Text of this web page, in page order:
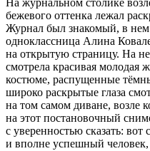
бежевого оттенка лежал
Журнал был знакомый, в
одноклассница Алина
на открытую страницу. На
смотрела красивая
костюме, распущенные
широко раскрытые глаза
на том самом диване, возле
на этот постановочный
с уверенностью сказать: вот
и вполне успешный